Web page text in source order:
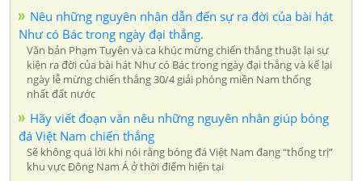
Nêu những nguyên nhân dẫn đến sự ra đời của bài hát
Như có Bác trong ngày đại thắng.
Văn bản Phạm Tuyên và ca khúc mừng chiến thắng thuật lại sự
kiện ra đời của bài hát Như có Bác trong ngày đại thẳng và kể lại
ngày lễ mừng chiến thắng 30/4 giải phóng miền Nam thống
nhất đất nước
Hãy viết đoạn văn nêu những nguyên nhân giúp bóng
đá Việt Nam chiến thắng
Sẽ không quá lời khi nói rằng bóng đá Việt Nam đang “thống trị”
khu vực Đông Nam Á ở thời điểm hiện tại